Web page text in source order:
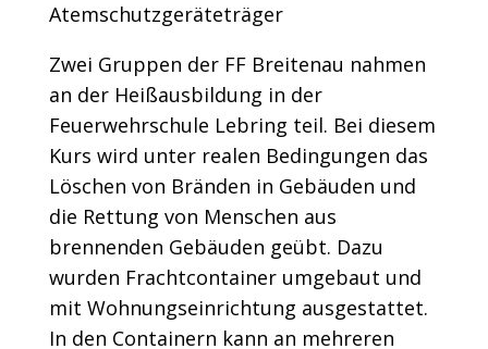
Atemschutzgeräteträger
Zwei Gruppen der FF Breitenau nahmen
an der Heißausbildung in der
Feuerwehrschule Lebring teil. Bei diesem
Kurs wird unter realen Bedingungen das
Löschen von Bränden in Gebäuden und
die Rettung von Menschen aus
brennenden Gebäuden geübt. Dazu
wurden Frachtcontainer umgebaut und
mit Wohnungseinrichtung ausgestattet.
In den Containern kann an mehreren